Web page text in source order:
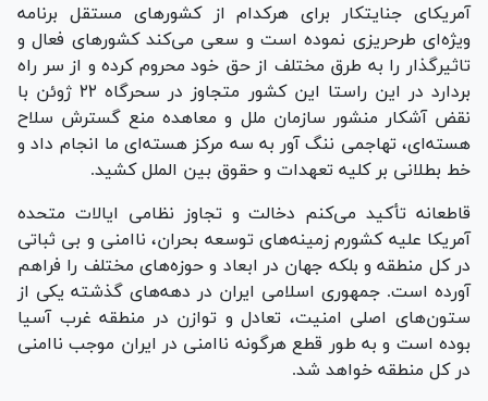
آمریکای جنایتکار برای هرکدام از کشور‌های مستقل برنامه
ویژه‌ای طرحریزی نموده است و سعی می‌کند کشور‌های فعال و
تاثیرگذار را به طرق مختلف از حق خود محروم کرده و از سر راه
بردارد در این راستا این کشور متجاوز در سحرگاه ۲۲ ژوئن با
نقض آشکار منشور سازمان ملل و معاهده منع گسترش سلاح
هسته‌ای، تهاجمی ننگ آور به سه مرکز هسته‌ای ما انجام داد و
خط بطلانی بر کلیه تعهدات و حقوق بین الملل کشید.
قاطعانه تأکید می‌کنم دخالت و تجاوز نظامی ایالات متحده
آمریکا علیه کشورم زمینه‌های توسعه بحران، ناامنی و بی ثباتی
در کل منطقه و بلکه جهان در ابعاد و حوزه‌های مختلف را فراهم
آورده است. جمهوری اسلامی ایران در دهه‌های گذشته یکی از
ستون‌های اصلی امنیت، تعادل و توازن در منطقه غرب آسیا
بوده است و به طور قطع هرگونه ناامنی در ایران موجب ناامنی
در کل منطقه خواهد شد.